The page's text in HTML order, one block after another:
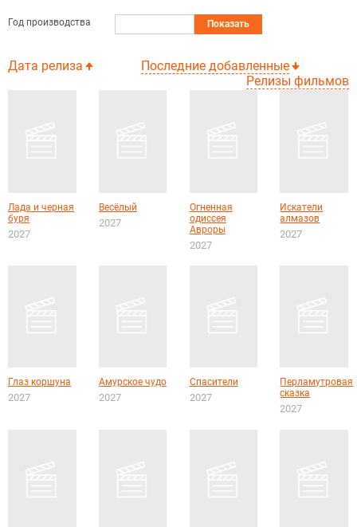
Год производства Показать
Дата релиза
Последние добавленные
Релизы фильмов
Лада и черная
буря
2027
Весёлый
2027
Огненная
одиссея
Авроры
2027
Искатели
алмазов
2027
Глаз коршуна
2027
Амурское чудо
2027
Спасители
2027
Перламутровая
сказка
2027